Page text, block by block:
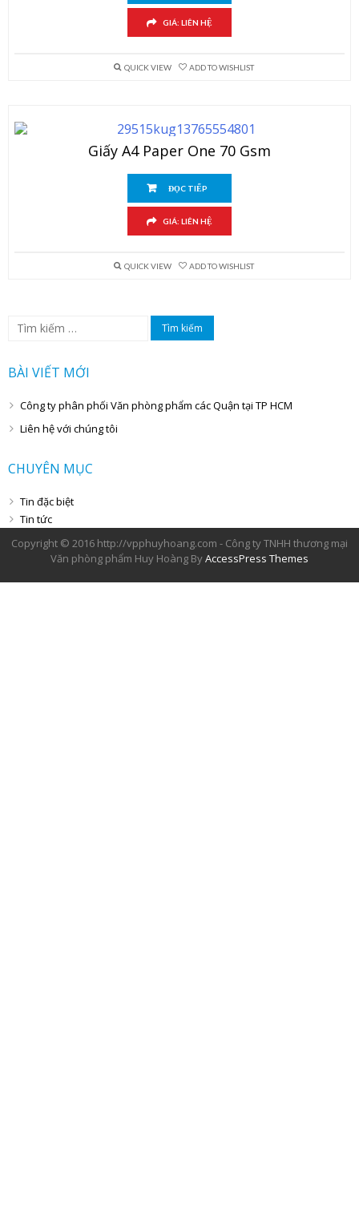
GIÁ: LIÊN HỆ
QUICK VIEW ADD TO WISHLIST
Giấy A4 Paper One 70 Gsm
ĐỌC TIẾP
GIÁ: LIÊN HỆ
QUICK VIEW ADD TO WISHLIST
Tìm
kiếm
BÀI VIẾT MỚI
Công ty phân phối Văn phòng phẩm các Quận tại TP HCM
Liên hệ với chúng tôi
CHUYÊN MỤC
Tin đặc biệt
Tin tức
Copyright © 2016 http://vpphuyhoang.com - Công ty TNHH thương mại
Văn phòng phẩm Huy Hoàng ByAccessPress Themes